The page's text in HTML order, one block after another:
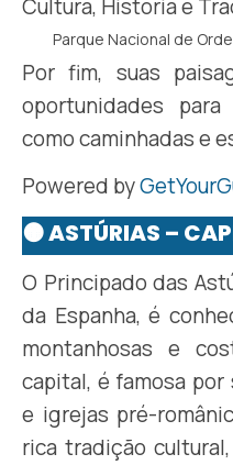
Parque Nacional de
Por fim, suas
oportunidades
como caminhadas e
Powered by
🟠 ASTÚRIAS –
O Principado das
da Espanha, é
montanhosas e
capital, é famosa
e igrejas pré-
rica tradição